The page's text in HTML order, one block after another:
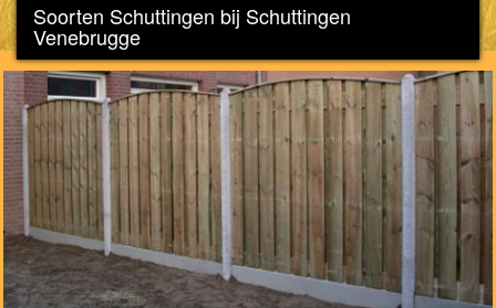
Soorten Schuttingen bij Schuttingen
Venebrugge